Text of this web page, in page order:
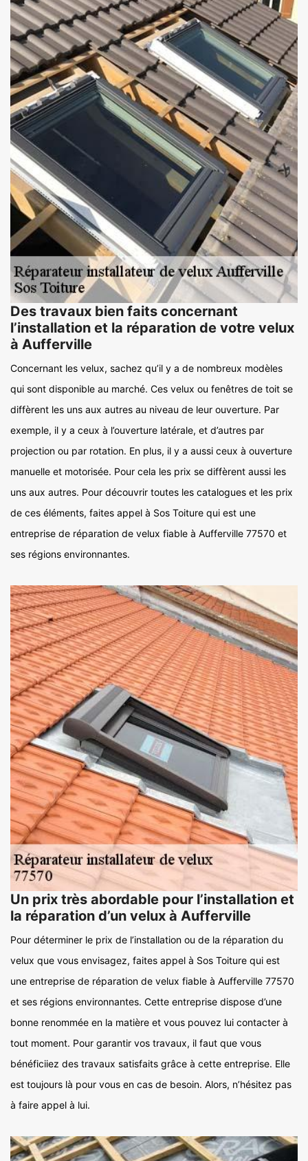
Des travaux bien faits concernant
l’installation et la réparation de votre velux
à Aufferville
Concernant les velux, sachez qu’il y a de nombreux modèles
qui sont disponible au marché. Ces velux ou fenêtres de toit se
diffèrent les uns aux autres au niveau de leur ouverture. Par
exemple, il y a ceux à l’ouverture latérale, et d’autres par
projection ou par rotation. En plus, il y a aussi ceux à ouverture
manuelle et motorisée. Pour cela les prix se diffèrent aussi les
uns aux autres. Pour découvrir toutes les catalogues et les prix
de ces éléments, faites appel à Sos Toiture qui est une
entreprise de réparation de velux fiable à Aufferville 77570 et
ses régions environnantes.
Un prix très abordable pour l’installation et
la réparation d’un velux à Aufferville
Pour déterminer le prix de l’installation ou de la réparation du
velux que vous envisagez, faites appel à Sos Toiture qui est
une entreprise de réparation de velux fiable à Aufferville 77570
et ses régions environnantes. Cette entreprise dispose d’une
bonne renommée en la matière et vous pouvez lui contacter à
tout moment. Pour garantir vos travaux, il faut que vous
bénéficiiez des travaux satisfaits grâce à cette entreprise. Elle
est toujours là pour vous en cas de besoin. Alors, n’hésitez pas
à faire appel à lui.